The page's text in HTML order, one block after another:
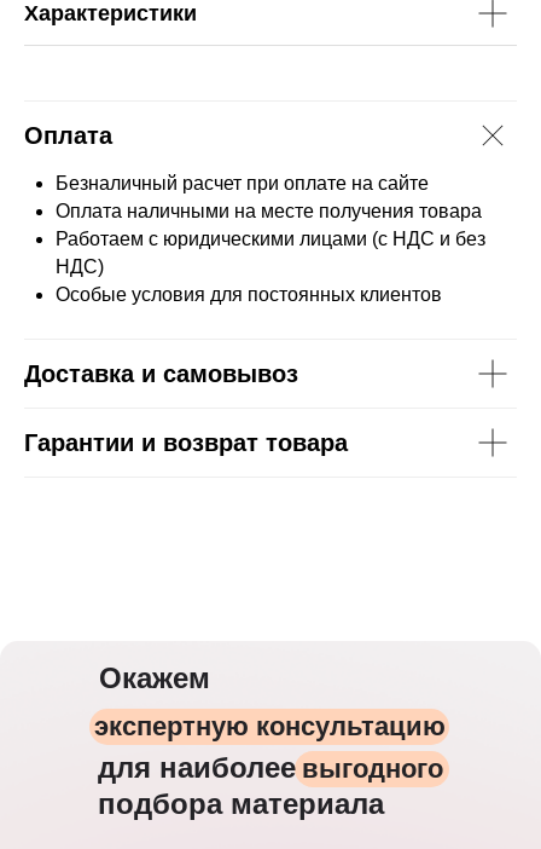
Характеристики
Оплата
Безналичный расчет при оплате на сайте
Оплата наличными на месте получения товара
Работаем с юридическими лицами (с НДС и без
НДС)
Особые условия для постоянных клиентов
Доставка и самовывоз
Гарантии и возврат товара
экспертную консультацию
выгодного
Окажем
для наиболее
подбора материала